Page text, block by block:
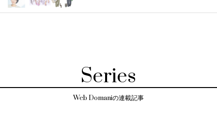
Series
Web Domaniの連載記事